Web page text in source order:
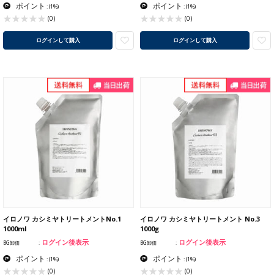
ポイント :(1%)
(0)
ログインして購入
ポイント :(1%)
(0)
ログインして購入
イロノワ カシミヤトリートメントNo.1
1000ml
BG卸価 ログイン後表示
ポイント :(1%)
(0)
イロノワ カシミヤトリートメント No.3
1000g
BG卸価 ログイン後表示
ポイント :(1%)
(0)